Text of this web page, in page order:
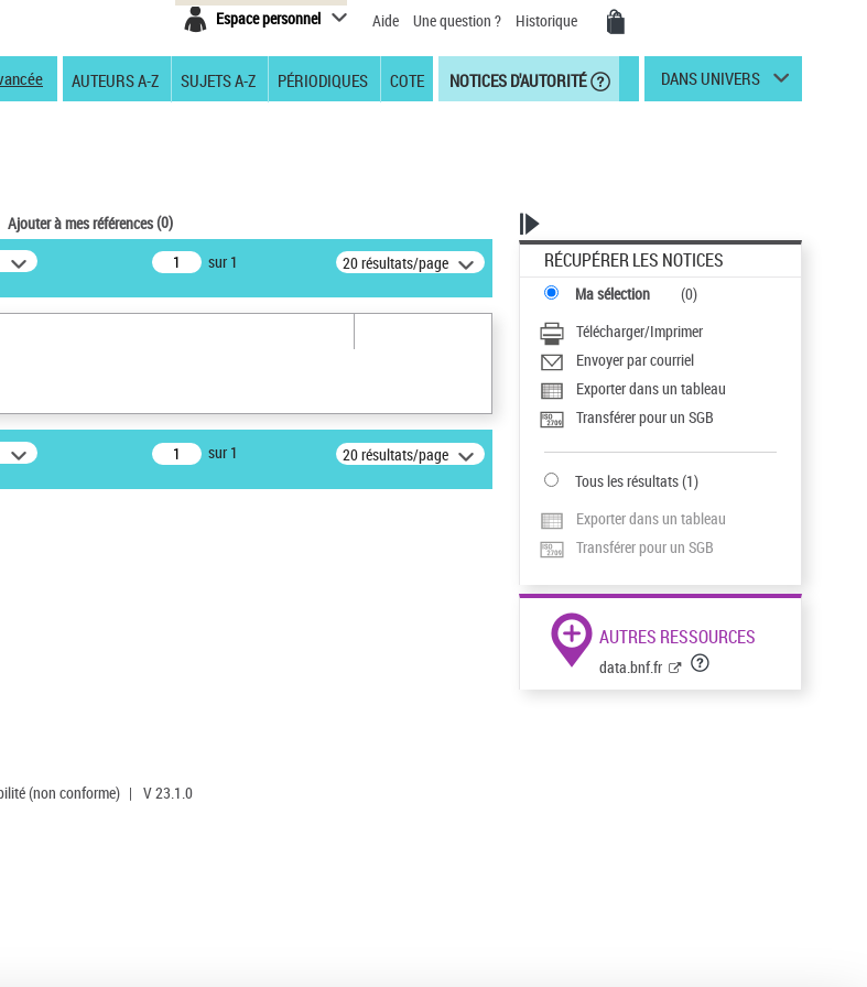
Espace personnel Aide Une question ? Historique
AUTEURS A-Z SUJETS A-Z PÉRIODIQUES COTE NOTICES D'AUTORITÉ DANS UNIVERS
Ajouter à mes références(0)
sur 1 20 résultats/page
sur 1 20 résultats/page
RÉCUPÉRER LES NOTICES
Ma sélection (0)
Télécharger/Imprimer
Envoyer par courriel
Exporter dans un tableau
Transférer pour un SGB
Tous les résultats(1)
Exporter dans un tableau
Transférer pour un SGB
AUTRES RESSOURCES
data.bnf.fr
(non conforme) | V 23.1.0